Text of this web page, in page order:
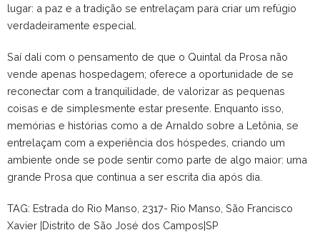
lugar: a paz e a tradição se entrelaçam para criar um refúgio
verdadeiramente especial.
Saí dali com o pensamento de que o Quintal da Prosa não
vende apenas hospedagem; oferece a oportunidade de se
reconectar com a tranquilidade, de valorizar as pequenas
coisas e de simplesmente estar presente. Enquanto isso,
memórias e histórias como a de Arnaldo sobre a Letônia, se
entrelaçam com a experiência dos hóspedes, criando um
ambiente onde se pode sentir como parte de algo maior: uma
grande Prosa que continua a ser escrita dia após dia.
TAG: Estrada do Rio Manso, 2317- Rio Manso, São Francisco
Xavier |Distrito de São José dos Campos|SP